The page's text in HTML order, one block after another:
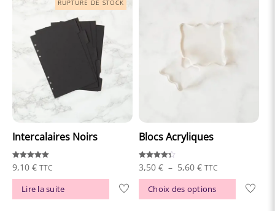
Intercalaires Noirs
Note
5.00
sur 5
9,10 € TTC
Lire la suite
Blocs Acryliques
Note
4.33
sur 5
3,50 € – 5,60 €Plage
de
prix :
TTC
Choix des options
Ce
produit